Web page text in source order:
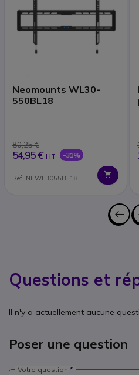
Neomounts WL30-
550BL18
80,25 €
54,95 € HT -31%
Ref: NEWL3055BL18
Questions et
Il n'y a actuellement aucune
Poser une question
Votre question